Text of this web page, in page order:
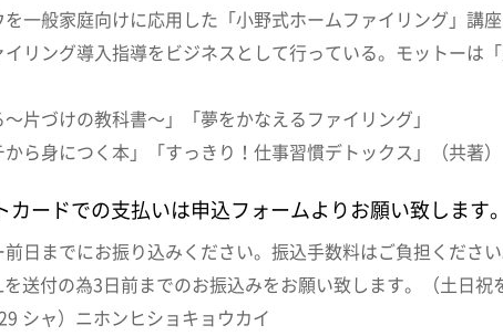
一般家庭向けに応用した「小野式ホームファイリング」講
リング導入指導をビジネスとして行っている。モットーは
片づけの教科書～」「夢をかなえるファイリング」
ら身につく本」「すっきり！仕事習慣デトックス」（共著）
カードでの支払いは申込フォームよりお願い致します。
日までにお振り込みください。振込手数料はご負担ください
送付の為3日前までのお振込みをお願い致します。（土日祝
シャ）ニホンヒショキョウカイ